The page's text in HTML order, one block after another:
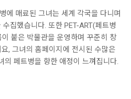
에 매료된 그녀는 세계 각국을 다니며
집했습니다. 또한 PET-ART(페트병
붙은 박물관을 운영하며 꾸준히 창
, 그녀의 홈페이지에 전시된 수많은
의 페트병을 향한 애정이 느껴집니다.